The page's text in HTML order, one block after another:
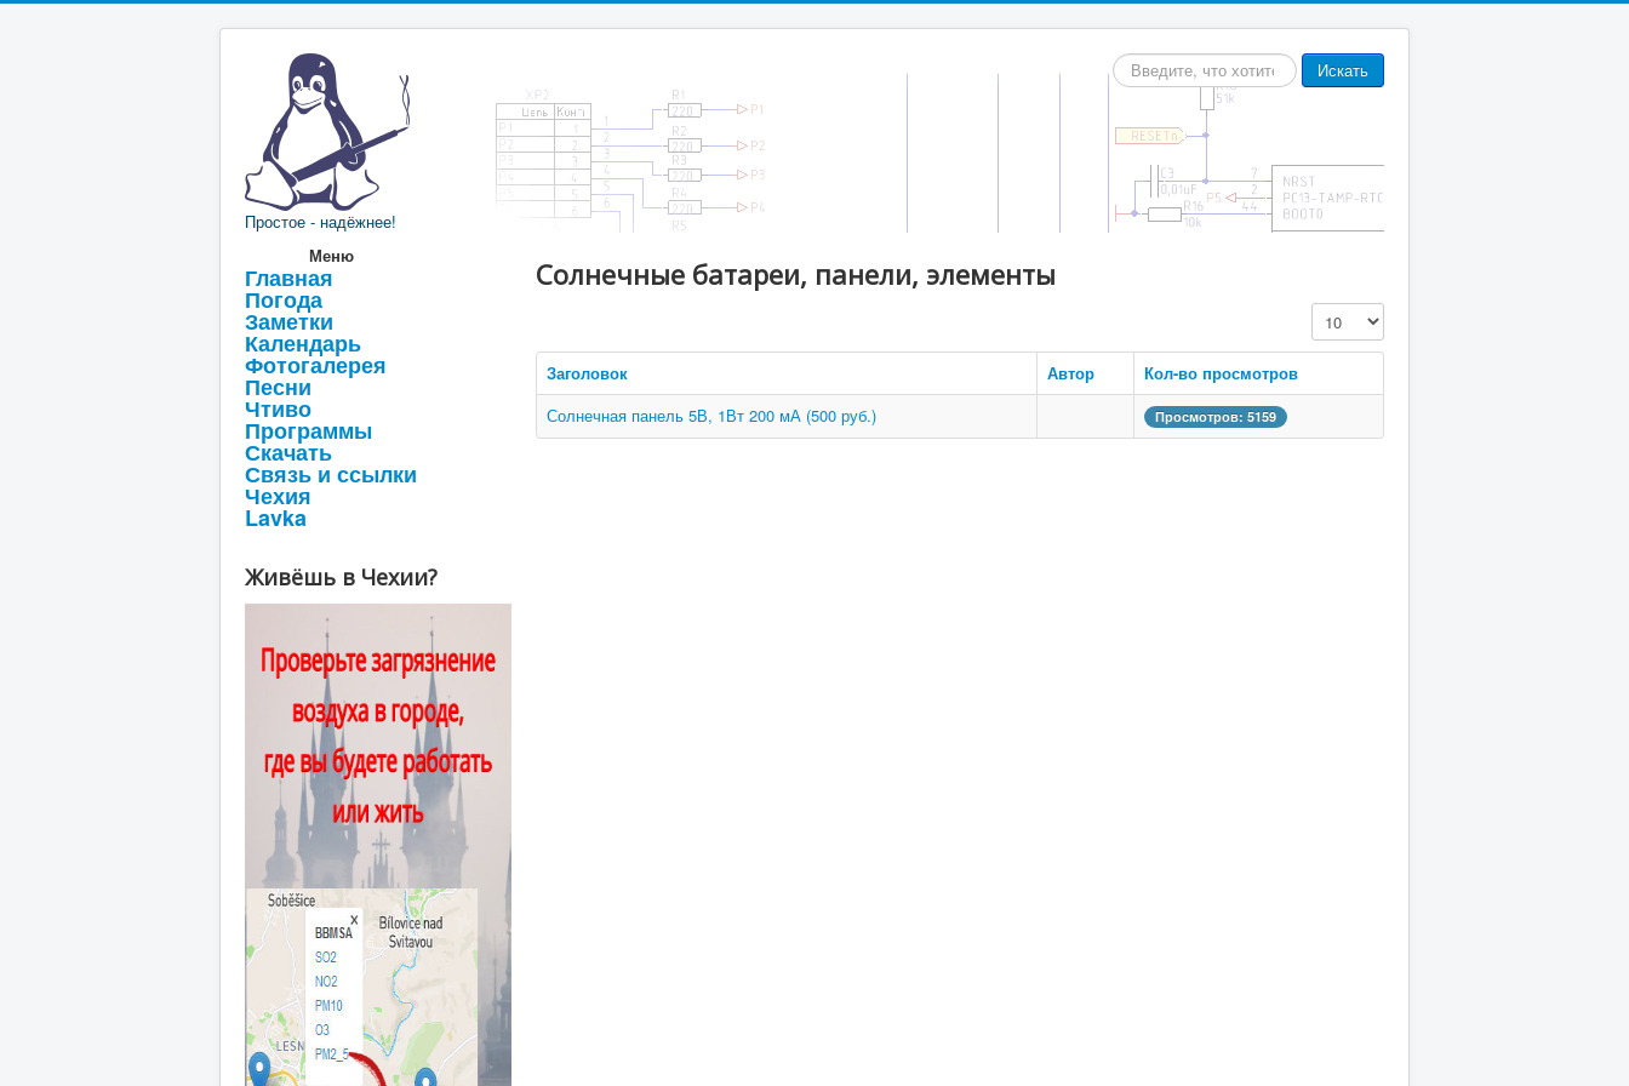
Простое - надёжнее!
Искать... Искать
Меню
Главная
Погода
Заметки
Календарь
Фотогалерея
Песни
Чтиво
Программы
Скачать
Связь и ссылки
Чехия
Lavka
Живёшь в Чехии?
Солнечные батареи, панели, элементы
Кол-во строк:
Заголовок Автор
Кол-во просмотров
Солнечная панель 5В, 1Вт 200 мА (500 руб.)
Просмотров: 5159